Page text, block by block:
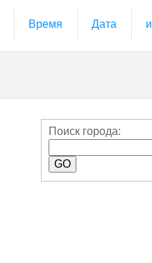
Время Дата
Поиск города: